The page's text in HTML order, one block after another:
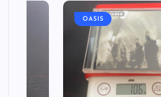
OASIS